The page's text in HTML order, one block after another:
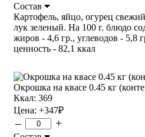
Состав
Картофель, яйцо, огурец
лук зеленый. На 100 г. блюдо
жиров - 4,6 гр., углеводов - 5,8
ценность - 82,1 ккал
Окрошка на квасе 0.45 кг
Ккал: 369
Цена: +347₽
– +